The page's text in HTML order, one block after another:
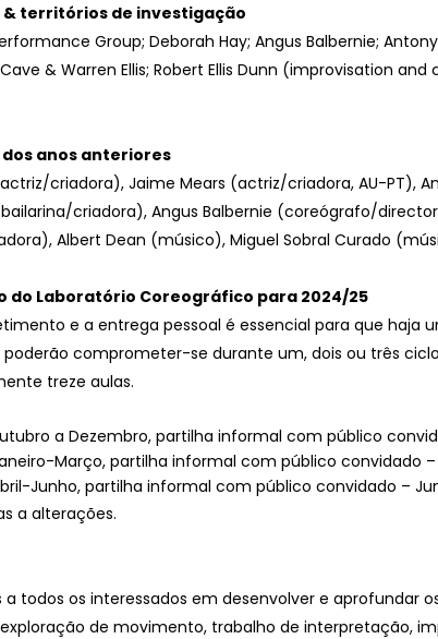
& territórios de investigação
Group; Deborah Hay; Angus Balbernie;
& Warren Ellis; Robert Ellis Dunn (improvisation
anos anteriores
criadora), Jaime Mears (actriz/criadora, AU-PT),
criadora), Angus Balbernie (coreógrafo/
Albert Dean (músico), Miguel Sobral Curado
do Laboratório Coreográfico para 2024/25
e a entrega pessoal é essencial para que haja
comprometer-se durante um, dois ou três
treze aulas.
a Dezembro, partilha informal com público
Março, partilha informal com público convidado –
Junho, partilha informal com público convidado –
a alterações.
a todos os interessados em desenvolver e
de movimento, trabalho de interpretação,